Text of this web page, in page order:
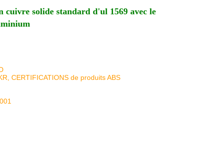
cuivre solide standard d'ul 1569 avec le
CERTIFICATIONS de produits ABS